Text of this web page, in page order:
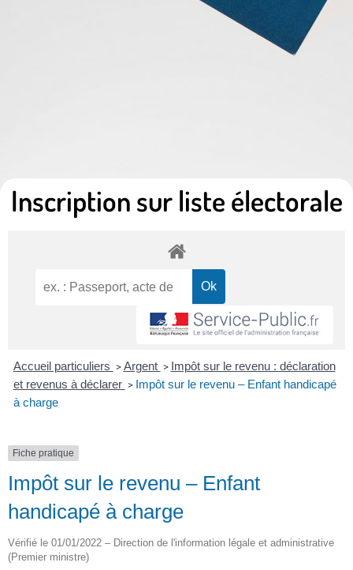
Inscription sur liste électorale
Accueil particuliers > Argent > Impôt sur le revenu : déclaration
et revenus à déclarer > Impôt sur le revenu – Enfant handicapé
à charge
Fiche pratique
Impôt sur le revenu – Enfant
handicapé à charge
Vérifié le 01/01/2022 – Direction de l'information légale et administrative
(Premier ministre)